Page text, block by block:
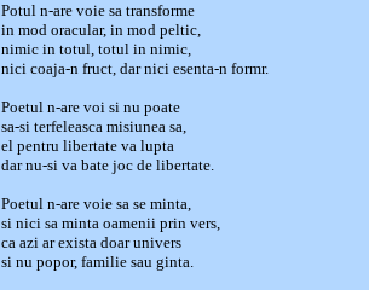
Potul n-are voie sa transforme
in mod oracular, in mod peltic,
nimic in totul, totul in nimic,
nici coaja-n fruct, dar nici esenta-n formr.
Poetul n-are voi si nu poate
sa-si terfeleasca misiunea sa,
el pentru libertate va lupta
dar nu-si va bate joc de libertate.
Poetul n-are voie sa se minta,
si nici sa minta oamenii prin vers,
ca azi ar exista doar univers
si nu popor, familie sau ginta.